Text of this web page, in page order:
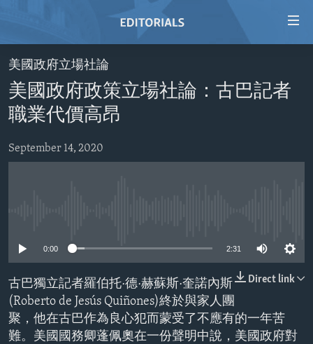
Skip
to
main
content
Skip
to
main
HOME
VIDEO
RADIO
REGIONS
EUROPE
MIDDLE EAST
AID AND DEVELOPMENT
DEMOCRACY AND GOVERNANCE
ECONOMY AND TRADE
ENVIRONMENT AND HEALTH
FOLLOW US
美國政府立場社論
美國政府政策立場社論：古巴記者
職業代價高昂
September 14, 2020
0:00 2:31
Direct link
古巴獨立記者羅伯托·德·赫蘇斯·奎諾內斯
(Roberto de Jesús Quiñones)終於與家人團
聚，他在古巴作為良心犯而蒙受了不應有的一年苦
難。美國國務卿蓬佩奧在一份聲明中說，美國政府對